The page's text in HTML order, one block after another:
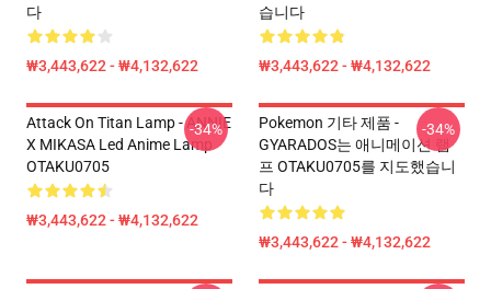
다
₩3,443,622 - ₩4,132,622
습니다
₩3,443,622 - ₩4,132,622
Attack On Titan Lamp - ANNIE
X MIKASA Led Anime Lamp
OTAKU0705
₩3,443,622 - ₩4,132,622
-34%
Pokemon 기타 제품 -
GYARADOS는 애니메이션 램
프 OTAKU0705를 지도했습니
다
₩3,443,622 - ₩4,132,622
-34%